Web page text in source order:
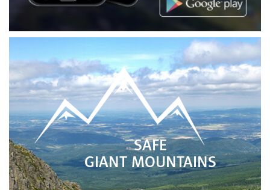
SAFE
GIANT MOUNTAINS